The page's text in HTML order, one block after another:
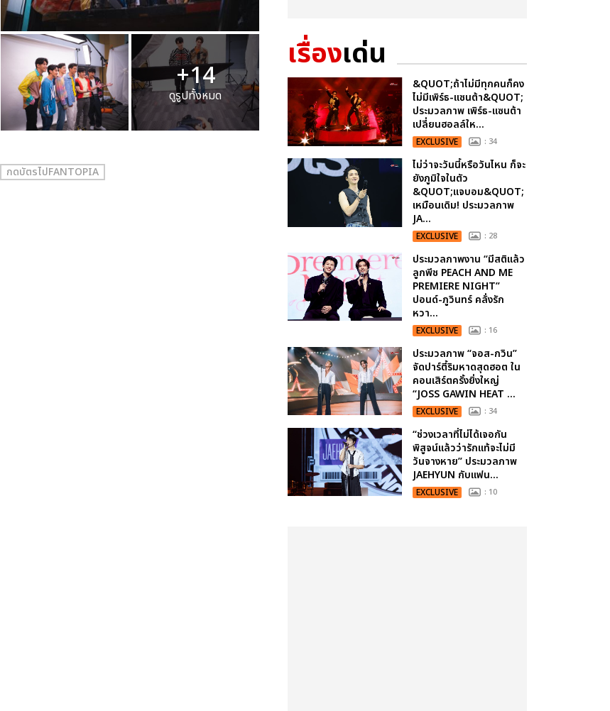
+14
ดูรูปทั้งหมด
กดบัตรไปFANTOPIA
เรื่องเด่น
&QUOT;ถ้าไม่มีทุกคนก็คง
ไม่มีเพิร์ธ-แซนต้า&QUOT;
ประมวลภาพ เพิร์ธ-แซนต้า
เปลี่ยนฮอลล์ให...
EXCLUSIVE : 34
ไม่ว่าจะวันนี้หรือวันไหน ก็จะ
ยังภูมิใจในตัว
&QUOT;แจบอม&QUOT;
เหมือนเดิม! ประมวลภาพ
JA...
EXCLUSIVE : 28
ประมวลภาพงาน “มีสติแล้ว
ลูกพีช PEACH AND ME
PREMIERE NIGHT”
ปอนด์-ภูวินทร์ คลั่งรัก
หวา...
EXCLUSIVE : 16
ประมวลภาพ “จอส-กวิน”
จัดปาร์ตี้ริมหาดสุดฮอต ใน
คอนเสิร์ตครั้งยิ่งใหญ่
“JOSS GAWIN HEAT ...
EXCLUSIVE : 34
“ช่วงเวลาที่ไม่ได้เจอกัน
พิสูจน์แล้วว่ารักแท้จะไม่มี
วันจางหาย” ประมวลภาพ
JAEHYUN กับแฟน...
EXCLUSIVE : 10